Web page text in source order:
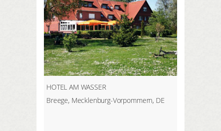
HOTEL AM WASSER
Breege, Mecklenburg-Vorpommern, DE